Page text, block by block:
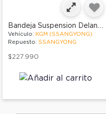
Bandeja Suspension Delantera Izquierda
Vehículo: KGM (SSANGYONG)
Repuesto: SSANGYONG
$227.990